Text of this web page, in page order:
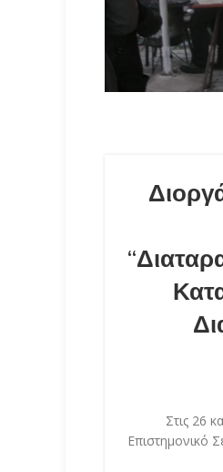
Στις 26
Επιστημονικό